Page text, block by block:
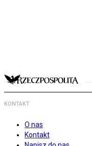
KONTAKT
O nas
Kontakt